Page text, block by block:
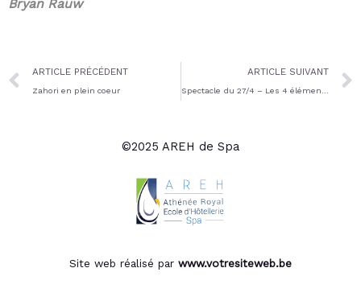
Bryan Rauw
Prev
ARTICLE PRÉCÉDENT
Zahori en plein coeur
ARTICLE SUIVANT
Spectacle du 27/4 – Les 4 éléments
©2025 AREH de Spa
Site web réalisé par www.votresiteweb.be